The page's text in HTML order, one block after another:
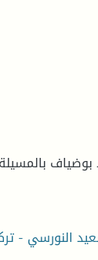
بالمسيلة
- تركيا -